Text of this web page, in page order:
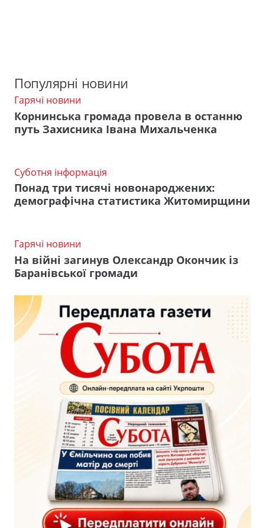
Популярні новини
Гарячі новини
Корнинська громада провела в останню
путь Захисника Івана Михальченка
Суботня інформація
Понад три тисячі новонароджених:
демографічна статистика Житомирщини
Гарячі новини
На війні загинув Олександр Окончик із
Баранівської громади